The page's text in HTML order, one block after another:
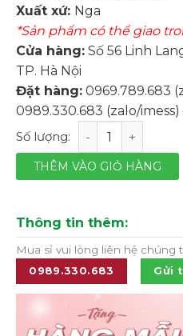
Xuất xứ: Nga
*Sản phẩm có thể giao
Cửa hàng:Số 56 Linh
TP. Hà Nội
Đặt hàng:0969.789.683
0989.330.683 (zalo/imess)
Trà xanh bạc hà hiệu
THÊM VÀO GIỎ HÀNG
Thông tin thêm:
Mua sỉ vui lòng liên hệ chúng
0989.330.683 Gửi